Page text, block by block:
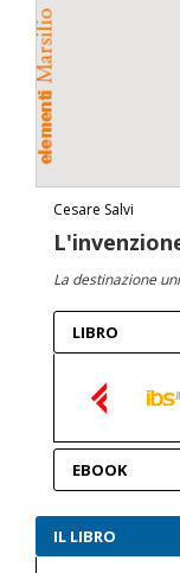
Cesare Salvi
La destinazione
LIBRO
EBOOK
IL LIBRO